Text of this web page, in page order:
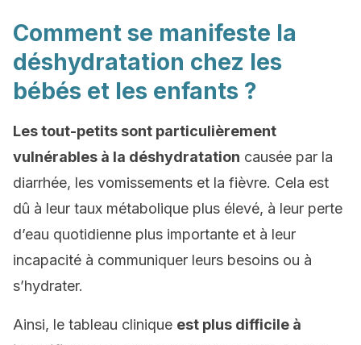
Comment se manifeste la
déshydratation chez les
bébés et les enfants ?
Les tout-petits sont particulièrement
vulnérables à la déshydratation causée par la
diarrhée, les vomissements et la fièvre. Cela est
dû à leur taux métabolique plus élevé, à leur perte
d’eau quotidienne plus importante et à leur
incapacité à communiquer leurs besoins ou à
s’hydrater.
Ainsi, le tableau clinique est plus difficile à